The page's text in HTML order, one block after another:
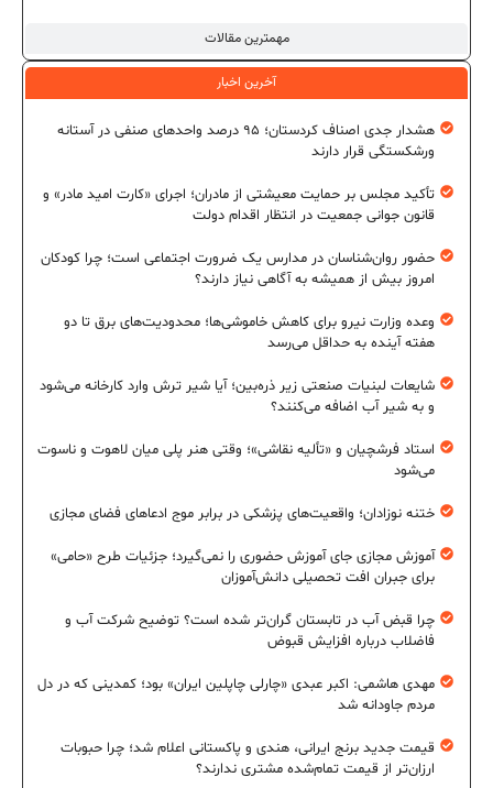
مهمترین مقالات
آخرین اخبار
هشدار جدی اصناف کردستان؛ ۹۵ درصد واحدهای صنفی در آستانه
ورشکستگی قرار دارند
تأکید مجلس بر حمایت معیشتی از مادران؛ اجرای «کارت امید مادر» و
قانون جوانی جمعیت در انتظار اقدام دولت
حضور روان‌شناسان در مدارس یک ضرورت اجتماعی است؛ چرا کودکان
امروز بیش از همیشه به آگاهی نیاز دارند؟
وعده وزارت نیرو برای کاهش خاموشی‌ها؛ محدودیت‌های برق تا دو
هفته آینده به حداقل می‌رسد
شایعات لبنیات صنعتی زیر ذره‌بین؛ آیا شیر ترش وارد کارخانه می‌شود
و به شیر آب اضافه می‌کنند؟
استاد فرشچیان و «تألیه نقاشی»؛ وقتی هنر پلی میان لاهوت و ناسوت
می‌شود
ختنه نوزادان؛ واقعیت‌های پزشکی در برابر موج ادعاهای فضای مجازی
آموزش مجازی جای آموزش حضوری را نمی‌گیرد؛ جزئیات طرح «حامی»
برای جبران افت تحصیلی دانش‌آموزان
چرا قبض آب در تابستان گران‌تر شده است؟ توضیح شرکت آب و
فاضلاب درباره افزایش قبوض
مهدی هاشمی: اکبر عبدی «چارلی چاپلین ایران» بود؛ کمدینی که در دل
مردم جاودانه شد
قیمت جدید برنج ایرانی، هندی و پاکستانی اعلام شد؛ چرا حبوبات
ارزان‌تر از قیمت تمام‌شده مشتری ندارند؟